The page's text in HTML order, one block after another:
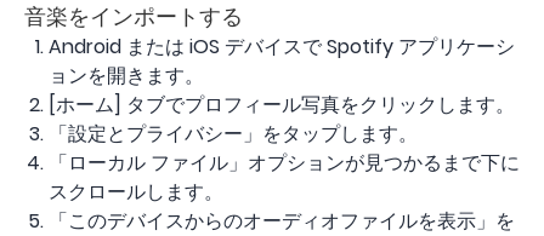
音楽をインポートする
Android または iOS デバイスで Spotify アプリケーシ
ョンを開きます。
[ホーム] タブでプロフィール写真をクリックします。
「設定とプライバシー」をタップします。
「ローカル ファイル」オプションが見つかるまで下に
スクロールします。
「このデバイスからのオーディオファイルを表示」を